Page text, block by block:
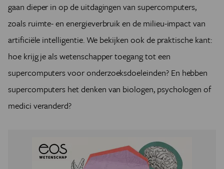
gaan dieper in op de uitdagingen van supercomputers,
zoals ruimte- en energieverbruik en de milieu-impact van
artificiële intelligentie. We bekijken ook de praktische kant:
hoe krijg je als wetenschapper toegang tot een
supercomputers voor onderzoeksdoeleinden? En hebben
supercomputers het denken van biologen, psychologen of
medici veranderd?